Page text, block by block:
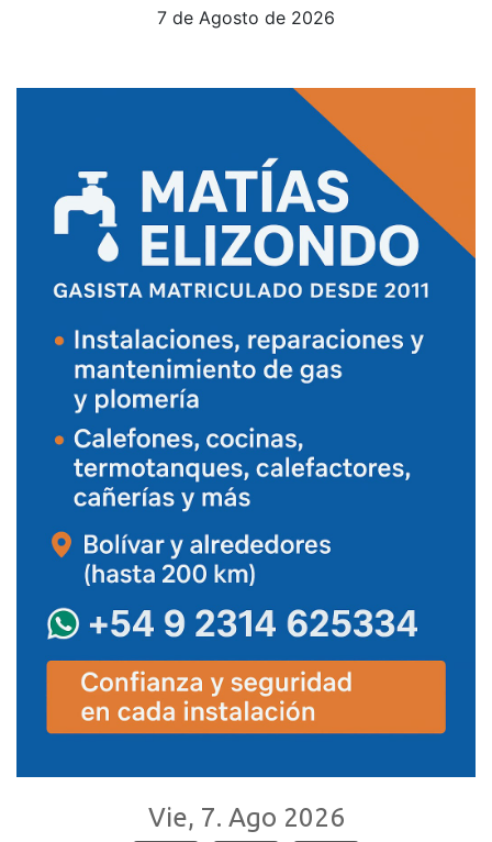
7 de Agosto de 2026